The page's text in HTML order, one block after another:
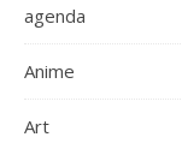
agenda
Anime
Art